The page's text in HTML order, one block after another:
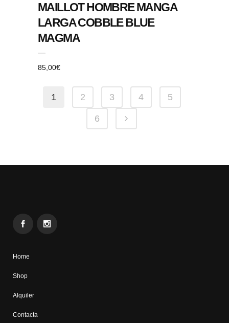
MAILLOT HOMBRE MANGA
LARGA COBBLE BLUE
MAGMA
85,00€
1 2 3 4 5
6
Home
Shop
Alquiler
Contacta